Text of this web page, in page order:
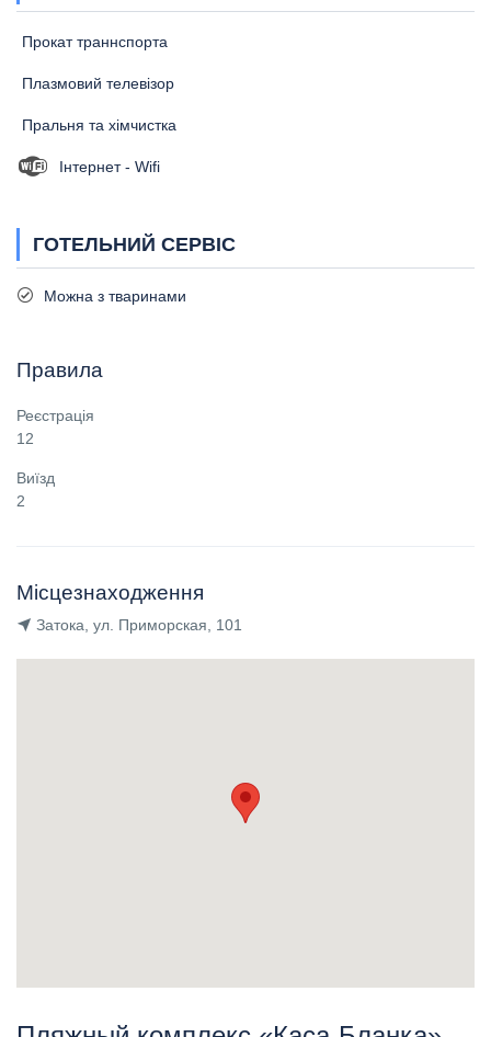
Прокат траннспорта
Плазмовий телевізор
Пральня та хімчистка
Інтернет - Wifi
ГОТЕЛЬНИЙ СЕРВІС
Можна з тваринами
Правила
Реєстрація
12
Виїзд
2
Місцезнаходження
Затока, ул. Приморская, 101